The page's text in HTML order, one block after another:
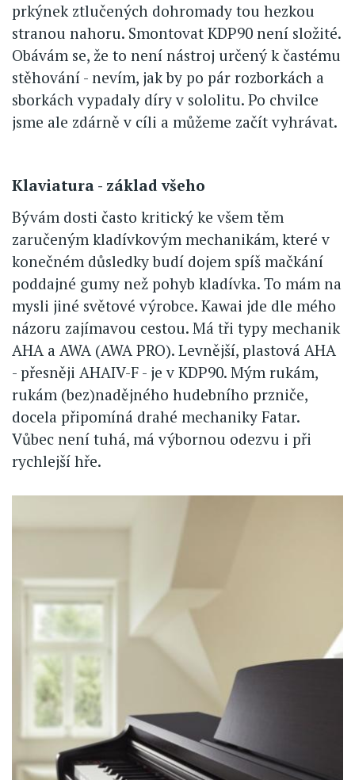
prkýnek ztlučených dohromady tou hezkou
stranou nahoru. Smontovat KDP90 není složité.
Obávám se, že to není nástroj určený k častému
stěhování - nevím, jak by po pár rozborkách a
sborkách vypadaly díry v sololitu. Po chvilce
jsme ale zdárně v cíli a můžeme začít vyhrávat.
Klaviatura - základ všeho
Bývám dosti často kritický ke všem těm
zaručeným kladívkovým mechanikám, které v
konečném důsledky budí dojem spíš mačkání
poddajné gumy než pohyb kladívka. To mám na
mysli jiné světové výrobce. Kawai jde dle mého
názoru zajímavou cestou. Má tři typy mechanik
AHA a AWA (AWA PRO). Levnější, plastová AHA
- přesněji AHAIV-F - je v KDP90. Mým rukám,
rukám (bez)nadějného hudebního przniče,
docela připomíná drahé mechaniky Fatar.
Vůbec není tuhá, má výbornou odezvu i při
rychlejší hře.